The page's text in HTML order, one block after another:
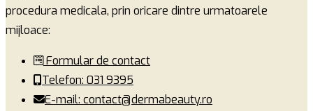
procedura medicala, prin oricare dintre urmatoarele
mijloace:
Formular de contact
Telefon: 031 9395
E-mail: contact@dermabeauty.ro